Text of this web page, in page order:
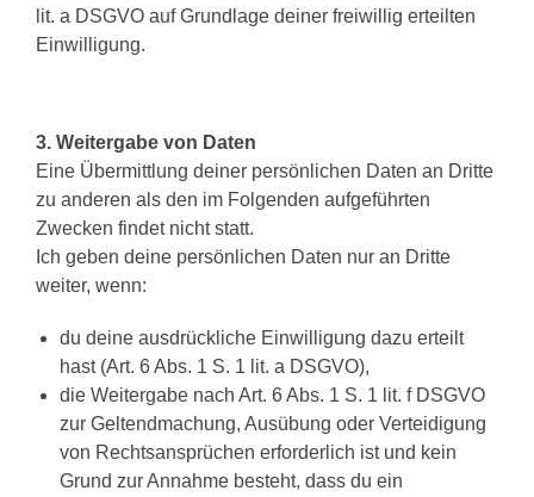
lit. a DSGVO auf Grundlage deiner freiwillig erteilten
Einwilligung.
3. Weitergabe von Daten
Eine Übermittlung deiner persönlichen Daten an Dritte
zu anderen als den im Folgenden aufgeführten
Zwecken findet nicht statt.
Ich geben deine persönlichen Daten nur an Dritte
weiter, wenn:
du deine ausdrückliche Einwilligung dazu erteilt
hast (Art. 6 Abs. 1 S. 1 lit. a DSGVO),
die Weitergabe nach Art. 6 Abs. 1 S. 1 lit. f DSGVO
zur Geltendmachung, Ausübung oder Verteidigung
von Rechtsansprüchen erforderlich ist und kein
Grund zur Annahme besteht, dass du ein